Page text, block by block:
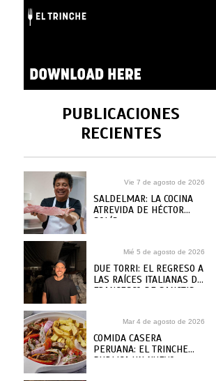
PUBLICACIONES
RECIENTES
Vie 7 de agosto de 2026
SALDELMAR: LA COCINA
ATREVIDA DE HÉCTOR
SOLÍS
Mié 5 de agosto de 2026
DUE TORRI: EL REGRESO A
LAS RAÍCES ITALIANAS DE
FRANCESCO DE SANCTIS
Mar 4 de agosto de 2026
COMIDA CASERA
PERUANA: EL TRINCHE
PUBLICA UN NUEVO